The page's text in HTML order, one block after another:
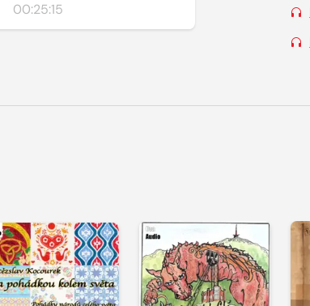
00:25:15
Přehrát
ukázku
Přehrát
ukázku